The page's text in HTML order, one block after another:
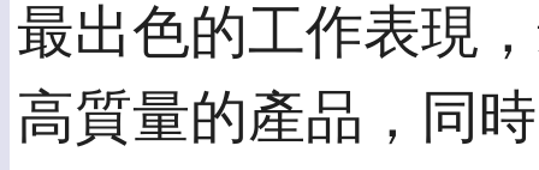
最出色的工作表現
高質量的產品，同